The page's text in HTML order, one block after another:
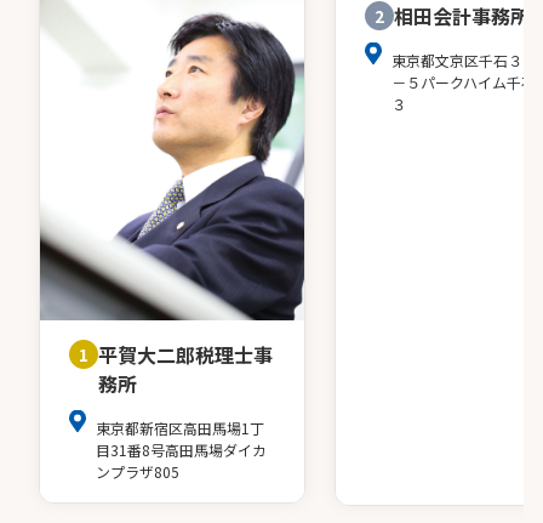
1 平賀大二郎税理士事
務所
東京都新宿区高田馬場1丁
目31番8号高田馬場ダイカ
ンプラザ805
2 相田会計事務所
東京都文京区千石３－
－５パークハイム千石
３